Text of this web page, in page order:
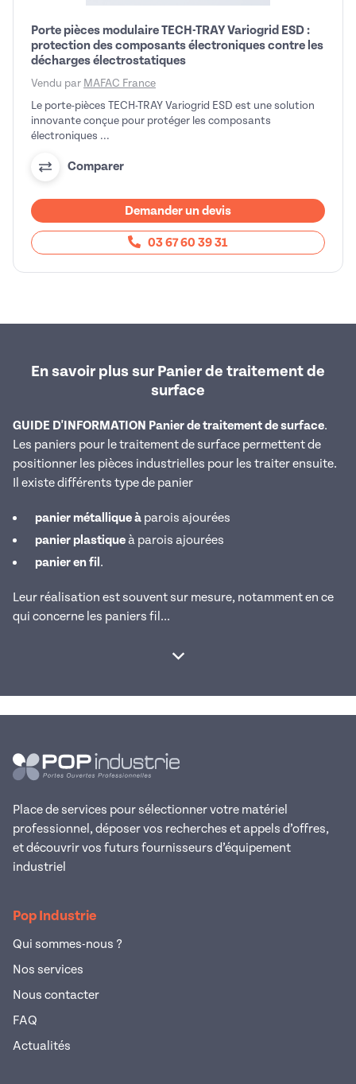
Porte pièces modulaire TECH-TRAY Variogrid ESD :
protection des composants électroniques contre les
décharges électrostatiques
Vendu par MAFAC France
Le porte-pièces TECH-TRAY Variogrid ESD est une solution
innovante conçue pour protéger les composants
électroniques ...
Comparer
Demander un devis
03 67 60 39 31
En savoir plus sur Panier de traitement de
surface
GUIDE D'INFORMATION Panier de traitement de surface.
Les paniers pour le traitement de surface permettent de
positionner les pièces industrielles pour les traiter ensuite.
Il existe différents type de panier
panier métallique à parois ajourées
panier plastiqueà parois ajourées
panier en fil .
Leur réalisation est souvent sur mesure, notamment en ce
qui concerne les paniers fil...
Afficher la suite
Place de services pour sélectionner votre matériel
professionnel, déposer vos recherches et appels d’offres,
et découvrir vos futurs fournisseurs d’équipement
industriel
Pop Industrie
Qui sommes-nous ?
Nos services
Nous contacter
FAQ
Actualités